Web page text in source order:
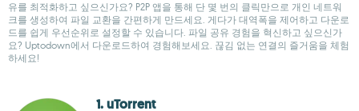
유를 최적화하고 싶으신가요? P2P 앱을 통해 단 몇 번의 클릭만으로 개인 네트워
크를 생성하여 파일 교환을 간편하게 만드세요. 게다가 대역폭을 제어하고 다운로
드를 쉽게 우선순위로 설정할 수 있습니다. 파일 공유 경험을 혁신하고 싶으신가
요? Uptodown에서 다운로드하여 경험해보세요. 끊김 없는 연결의 즐거움을 체험
하세요!
1. uTorrent